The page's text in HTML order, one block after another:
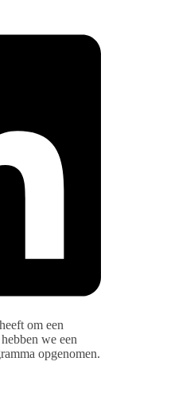
om een
we een
opgenomen.